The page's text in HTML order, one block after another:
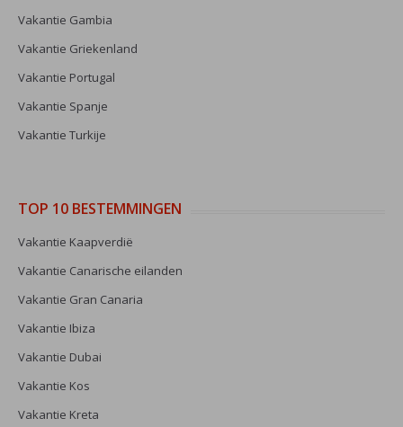
Vakantie Gambia
Vakantie Griekenland
Vakantie Portugal
Vakantie Spanje
Vakantie Turkije
TOP 10 BESTEMMINGEN
Vakantie Kaapverdië
Vakantie Canarische eilanden
Vakantie Gran Canaria
Vakantie Ibiza
Vakantie Dubai
Vakantie Kos
Vakantie Kreta